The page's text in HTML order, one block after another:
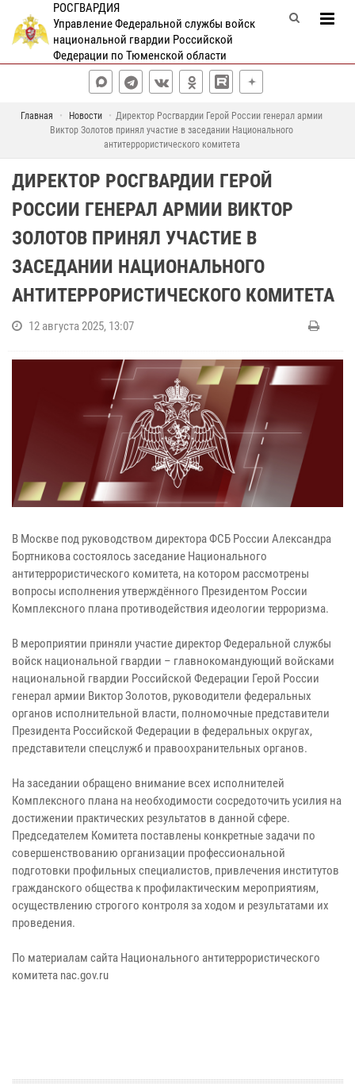
РОСГВАРДИЯ
Управление Федеральной службы войск
национальной гвардии Российской
Федерации по Тюменской области
Главная Новости
Директор Росгвардии Герой России генерал армии
Виктор Золотов принял участие в заседании Национального
антитеррористического комитета
ДИРЕКТОР РОСГВАРДИИ ГЕРОЙ
РОССИИ ГЕНЕРАЛ АРМИИ ВИКТОР
ЗОЛОТОВ ПРИНЯЛ УЧАСТИЕ В
ЗАСЕДАНИИ НАЦИОНАЛЬНОГО
АНТИТЕРРОРИСТИЧЕСКОГО КОМИТЕТА
12 августа 2025, 13:07
В Москве под руководством директора ФСБ России Александра
Бортникова состоялось заседание Национального
антитеррористического комитета, на котором рассмотрены
вопросы исполнения утверждённого Президентом России
Комплексного плана противодействия идеологии терроризма.
В мероприятии приняли участие директор Федеральной службы
войск национальной гвардии – главнокомандующий войсками
национальной гвардии Российской Федерации Герой России
генерал армии Виктор Золотов, руководители федеральных
органов исполнительной власти, полномочные представители
Президента Российской Федерации в федеральных округах,
представители спецслужб и правоохранительных органов.
На заседании обращено внимание всех исполнителей
Комплексного плана на необходимости сосредоточить усилия на
достижении практических результатов в данной сфере.
Председателем Комитета поставлены конкретные задачи по
совершенствованию организации профессиональной
подготовки профильных специалистов, привлечения институтов
гражданского общества к профилактическим мероприятиям,
осуществлению строгого контроля за ходом и результатами их
проведения.
По материалам сайта Национального антитеррористического
комитета nac.gov.ru